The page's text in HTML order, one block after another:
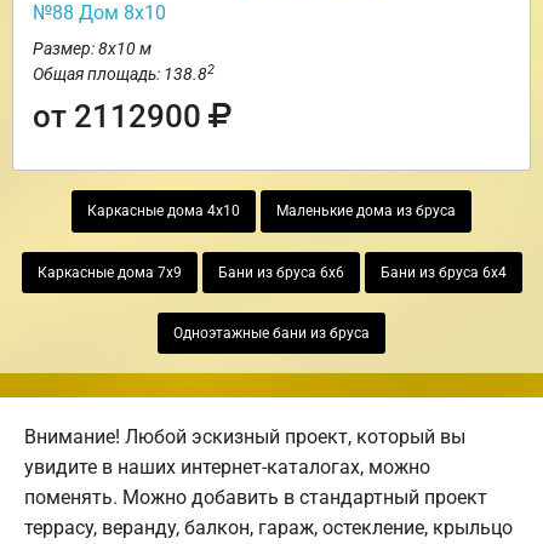
№88 Дом 8х10
Размер: 8х10 м
Общая площадь: 138.82
от 2112900
Каркасные дома 4х10 Маленькие дома из бруса
Каркасные дома 7х9 Бани из бруса 6х6 Бани из бруса 6х4
Одноэтажные бани из бруса
Внимание! Любой эскизный проект, который вы
увидите в наших интернет-каталогах, можно
поменять. Можно добавить в стандартный проект
террасу, веранду, балкон, гараж, остекление, крыльцо